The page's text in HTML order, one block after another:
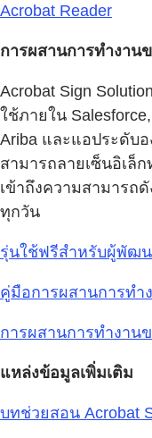
Acrobat Reader
การผสานการทำงาน
Acrobat Sign
ใช้ภายใน
Ariba และแอประดับ
สามารถลายเซ็นอิเล็
เข้าถึงความสามารถ
ทุกวัน
รุ่นใช้ฟรีสำหรับผู้พัฒ
คู่มือการผสานการทำ
การผสานการทำงาน
แหล่งข้อมูลเพิ่มเติม
บทช่วยสอน Acrobat